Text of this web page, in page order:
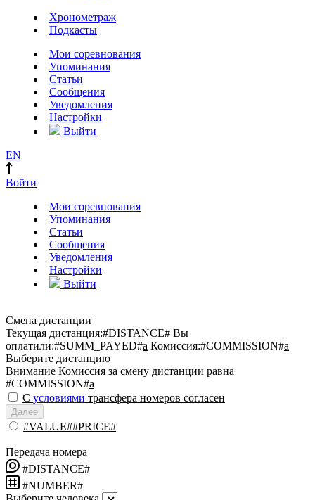
Хронометраж
Подкасты
Мои соревнования
Упоминания
Статьи
Сообщения
Уведомления
Настройки
Выйти
EN
Войти
Мои соревнования
Упоминания
Статьи
Сообщения
Уведомления
Настройки
Выйти
Смена дистанции
Текущая дистанция:#DISTANCE# Вы
оплатили:#SUMM_PAYED#a Комиссия:#COMMISSION#a
Выберите дистанцию
Внимание Комиссия за смену дистанции равна
#COMMISSION#a
С условиями трансфера номеров согласен
Далее
#VALUE##PRICE#
Передача номера
#DISTANCE#
#NUMBER#